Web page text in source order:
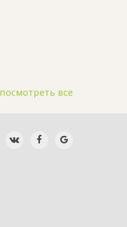
посмотреть все